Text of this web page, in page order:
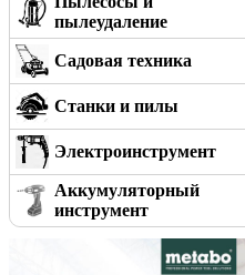
пылеудаление
Садовая техника
Станки и пилы
Электроинструмент
Аккумуляторный
инструмент